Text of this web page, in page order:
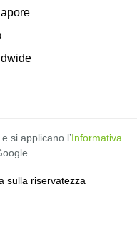
si applicano l’Informativa
sulla riservatezza